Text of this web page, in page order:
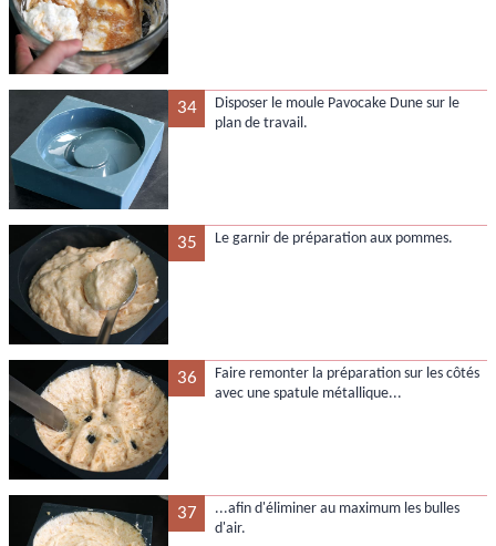
34
Disposer le moule Pavocake Dune sur le
plan de travail.
35 Le garnir de préparation aux pommes.
36
Faire remonter la préparation sur les côtés
avec une spatule métallique...
37
...afin d'éliminer au maximum les bulles
d'air.